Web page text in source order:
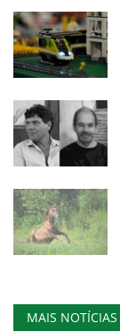
MAIS NOTÍCIAS